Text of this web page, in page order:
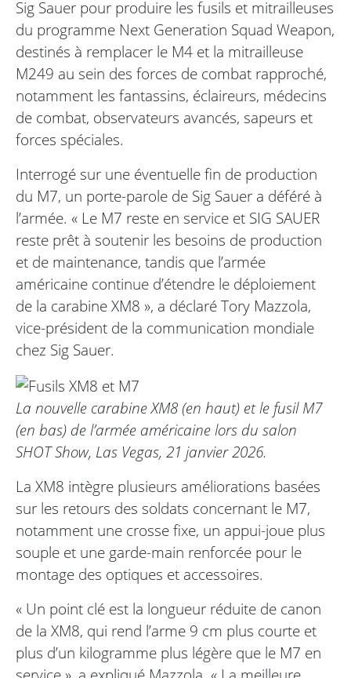
Sig Sauer pour produire les fusils et mitrailleuses
du programme Next Generation Squad Weapon,
destinés à remplacer le M4 et la mitrailleuse
M249 au sein des forces de combat rapproché,
notamment les fantassins, éclaireurs, médecins
de combat, observateurs avancés, sapeurs et
forces spéciales.
Interrogé sur une éventuelle fin de production
du M7, un porte-parole de Sig Sauer a déféré à
l’armée. « Le M7 reste en service et SIG SAUER
reste prêt à soutenir les besoins de production
et de maintenance, tandis que l’armée
américaine continue d’étendre le déploiement
de la carabine XM8 », a déclaré Tory Mazzola,
vice-président de la communication mondiale
chez Sig Sauer.
La nouvelle carabine XM8 (en haut) et le fusil M7
(en bas) de l’armée américaine lors du salon
SHOT Show, Las Vegas, 21 janvier 2026.
La XM8 intègre plusieurs améliorations basées
sur les retours des soldats concernant le M7,
notamment une crosse fixe, un appui-joue plus
souple et une garde-main renforcée pour le
montage des optiques et accessoires.
« Un point clé est la longueur réduite de canon
de la XM8, qui rend l’arme 9 cm plus courte et
plus d’un kilogramme plus légère que le M7 en